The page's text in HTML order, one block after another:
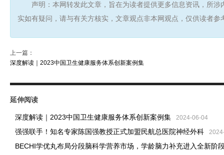
声明：本网转发此文章，旨在为读者提供更多信息资讯，所
实如有疑问，请与有关方核实，文章观点非本网观点，仅供读者参
上一篇：
深度解读｜2023中国卫生健康服务体系创新案例集
延伸阅读
深度解读｜2023中国卫生健康服务体系创新案例集 2024-06-04
强强联手！知名专家陈国强教授正式加盟民航总医院神经外科
BECHI学优丸布局分段脑科学营养市场，学龄脑力补充进入全新阶